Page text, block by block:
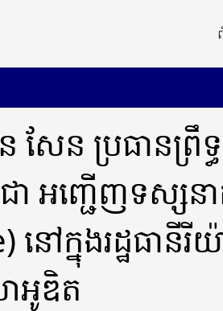
ែន ប្រធាន​ព្រឹទ្
ា អញ្ជើញទស្សន
ក្នុងរដ្ឋធានីរីយ៉
អូឌិត